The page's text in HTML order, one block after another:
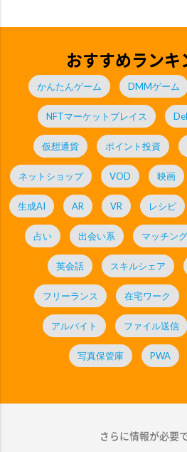
おすすめランキ
かんたんゲーム DMMゲーム
NFTマーケットプレイス
仮想通貨 ポイント投資
ネットショップ VOD 映画
生成AI AR VR レシピ
占い 出会い系 マッチン
英会話 スキルシェア
フリーランス 在宅ワーク
アルバイト ファイル送信
写真保管庫 PWA
さらに情報が必要